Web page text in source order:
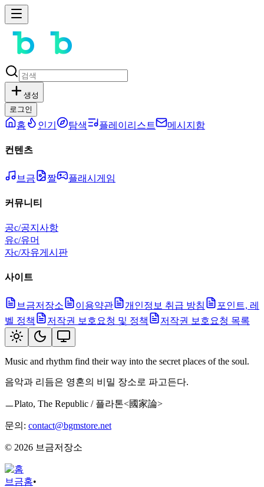
생성
로그인
홈 인기 탐색 플레이리스트 메시지함
컨텐츠
브금 짤 플래시게임
커뮤니티
공c/공지사항
유c/유머
자c/자유게시판
사이트
브금저장소 이용약관 개인정보 취급 방침
포인트, 레
벨 정책
저작권 보호요청 및 정책 저작권 보호요청 목록
Music and rhythm find their way into the secret places of the soul.
음악과 리듬은 영혼의 비밀 장소로 파고든다.
ㅡPlato, The Republic / 플라톤<國家論>
문의: contact@bgmstore.net
© 2026 브금저장소
브금홈•